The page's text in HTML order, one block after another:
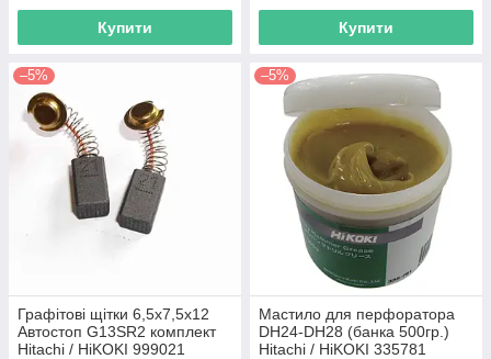
Купити Купити
–5%
Графітові щітки 6,5х7,5х12
Автостоп G13SR2 комплект
Hitachi / HiKOKI 999021
–5%
Мастило для перфоратора
DH24-DH28 (банка 500гр.)
Hitachi / HiKOKI 335781